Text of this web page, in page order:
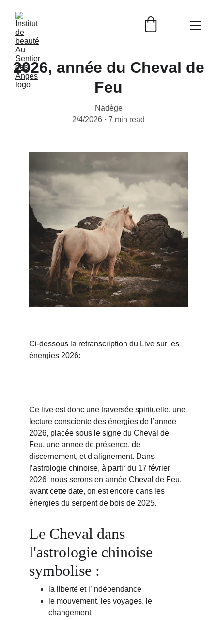
2026, année du Cheval de
Feu
Nadège
2/4/2026
7 min read
Ci-dessous la retranscription du Live sur les
énergies 2026:
Ce live est donc une traversée spirituelle, une
lecture consciente des énergies de l’année
2026, placée sous le signe du Cheval de
Feu, une année de présence, de
discernement, et d’alignement. Dans
l’astrologie chinoise, à partir du 17 février
2026  nous serons en année Cheval de Feu,
avant cette date, on est encore dans les
énergies du serpent de bois de 2025.
Le Cheval dans
l'astrologie chinoise
symbolise :
la liberté et l’indépendance
le mouvement, les voyages, le
changement